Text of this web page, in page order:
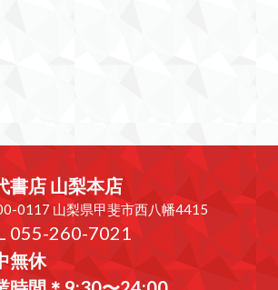
書店 山梨本店
0117 山梨県甲斐市西八幡4415
055-260-7021
無休